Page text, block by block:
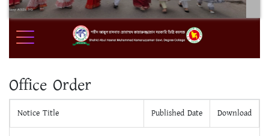
Office Order
Notice Title Published Date Download